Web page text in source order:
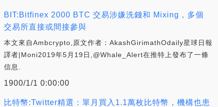
BIT:Bitfinex 2000 BTC 交易涉嫌洗錢和 Mixing，多個
交易所直接或間接參與
本文來自Ambcrypto,原文作者：AkashGirimathOdaily星球日報
譯者|Moni2019年5月19日,@Whale_Alert在推特上發布了一條
信息.
1900/1/1 0:00:00
比特幣:Twitter精選：單月買入1.1萬枚比特幣，機構也患